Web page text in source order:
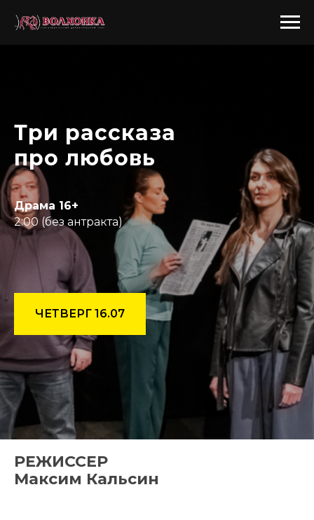
Три рассказа
про любовь
Драма 16+
2:00 (без антракта)
ЧЕТВЕРГ 16.07
РЕЖИССЕР
Максим Кальсин